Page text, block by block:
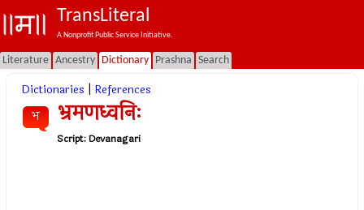
TransLiteral
A Nonprofit Public Service Initiative.
Literature Ancestry Dictionary Prashna Search
Dictionaries References
भ भ्रमणध्वनिः
Script:Devanagari